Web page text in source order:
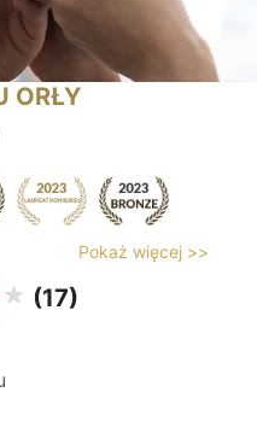
ORŁY
Pokaż więcej >>
(17)